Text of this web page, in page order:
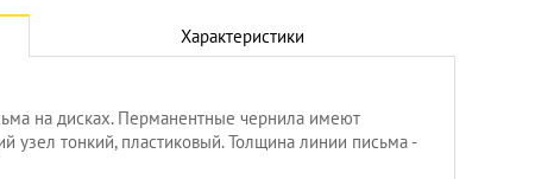
Характеристики
на дисках. Перманентные чернила имеют
узел тонкий, пластиковый. Толщина линии письма -